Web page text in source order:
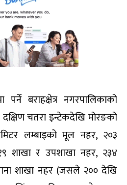
बराहक्षेत्र नगरपालिकाको
चतरा इन्टेकदेखि मोरङको
लम्बाइको मूल नहर, २०३
शाखा र उपशाखा नहर, २३४
शाखा नहर (जसले २०० देखि